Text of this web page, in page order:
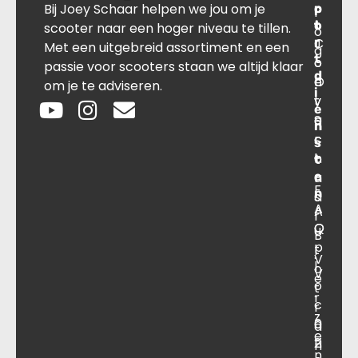
Bij Joey Schaar helpen we jou om je
scooter naar een hoger niveau te tillen.
Met een uitgebreid assortiment en een
passie voor scooters staan we altijd klaar
om je te adviseren.
p
o
r
t
d
i
e
n
s
t
e
n
A
u
t
o
t
r
a
n
l
o
g
O
v
e
r
o
n
s
O
p
l
o
c
a
ti
r
t
C
o
n
t
a
c
t
F
A
Q
V
e
r
z
e
c
t
J
o
e
y
S
c
h
a
a
r
B
.
V
.
0
2